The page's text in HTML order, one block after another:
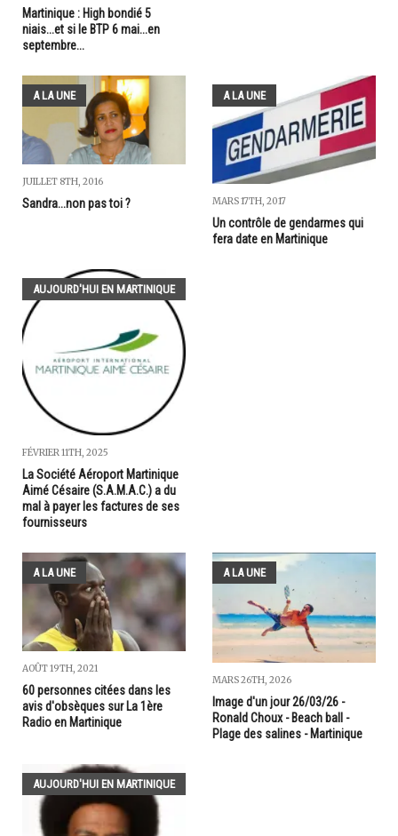
Martinique : High bondié 5
niais...et si le BTP 6 mai...en
septembre...
A LA UNE
JUILLET 8TH, 2016
Sandra...non pas toi ?
A LA UNE
MARS 17TH, 2017
Un contrôle de gendarmes qui
fera date en Martinique
AUJOURD'HUI EN MARTINIQUE
FÉVRIER 11TH, 2025
La Société Aéroport Martinique
Aimé Césaire (S.A.M.A.C.) a du
mal à payer les factures de ses
fournisseurs
A LA UNE
AOÛT 19TH, 2021
60 personnes citées dans les
avis d'obsèques sur La 1ère
Radio en Martinique
A LA UNE
MARS 26TH, 2026
Image d'un jour 26/03/26 -
Ronald Choux - Beach ball -
Plage des salines - Martinique
AUJOURD'HUI EN MARTINIQUE